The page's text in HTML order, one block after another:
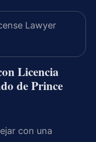
Licencia
de Prince
con una